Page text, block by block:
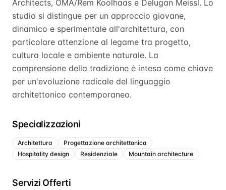
Architects, OMA/Rem Koolhaas e Delugan Meissl. Lo
studio si distingue per un approccio giovane,
dinamico e sperimentale all'architettura, con
particolare attenzione al legame tra progetto,
cultura locale e ambiente naturale. La
comprensione della tradizione è intesa come chiave
per un'evoluzione radicale del linguaggio
architettonico contemporaneo.
Specializzazioni
Architettura
Progettazione architettonica
Hospitality design
Residenziale Mountain architecture
Servizi Offerti